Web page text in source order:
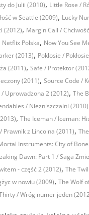
do Julii (2010), Little Rose /
w Seattle (2009), Lucky
(2012), Margin Call /
Netflix Polska, Now You See
(2013), Poklosie /
(2011), Safe / Protektor
(2011), Source Code /
/ Uprowadzona 2 (2012), The
/ Niezniszczalni (2010)
, The Iceman / Iceman:
Prawnik z Lincolna (2011),
Instruments: City of
Dawn: Part 1 / Saga
- część 2 (2012), The
w nowiu (2009), The Wolf
/ Wróg numer jeden